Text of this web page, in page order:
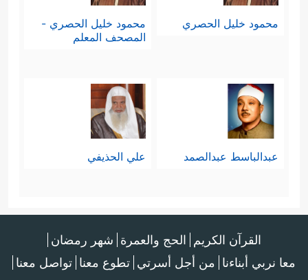
محمود خليل الحصري
محمود خليل الحصري -
المصحف المعلم
عبدالباسط عبدالصمد علي الحذيفي
القرآن الكريم الحج والعمرة شهر رمضان
معا نربي أبناءنا من أجل أسرتي تطوع معنا تواصل معنا